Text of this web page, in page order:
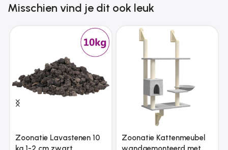
Misschien vind je dit ook leuk
Zoonatie Lavastenen 10
Zoonatie Kattenmeubel